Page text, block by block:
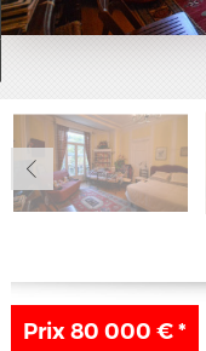
Ma sélection 0
Prix80 000 €*